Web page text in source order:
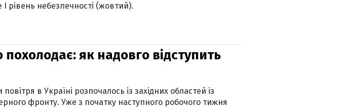
І рівень небезпечності (жовтий).
похолодає: як надовго відступить
в Україні розпочалось із західних областей із
фронту. Уже з початку наступного робочого тижня